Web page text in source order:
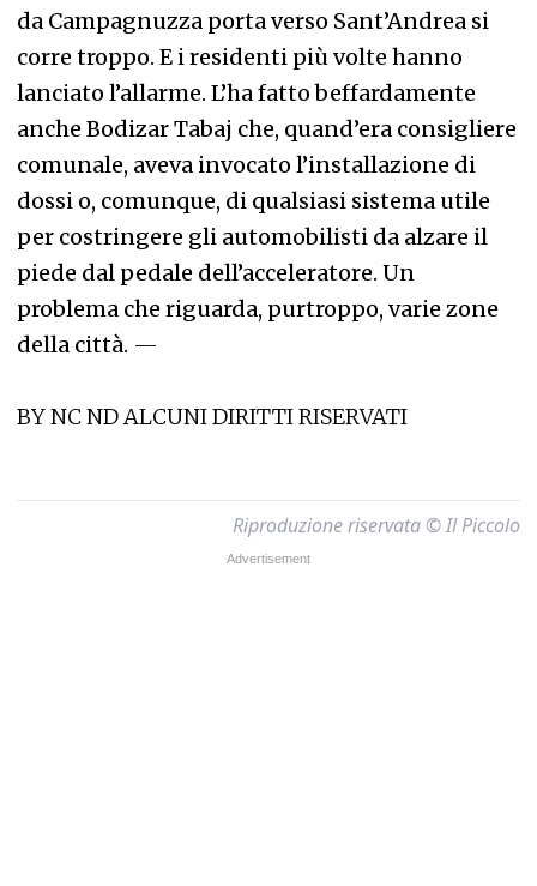
da Campagnuzza porta verso Sant’Andrea si
corre troppo. E i residenti più volte hanno
lanciato l’allarme. L’ha fatto beffardamente
anche Bodizar Tabaj che, quand’era consigliere
comunale, aveva invocato l’installazione di
dossi o, comunque, di qualsiasi sistema utile
per costringere gli automobilisti da alzare il
piede dal pedale dell’acceleratore. Un
problema che riguarda, purtroppo, varie zone
della città. —
BY NC ND ALCUNI DIRITTI RISERVATI
Riproduzione riservata © Il Piccolo